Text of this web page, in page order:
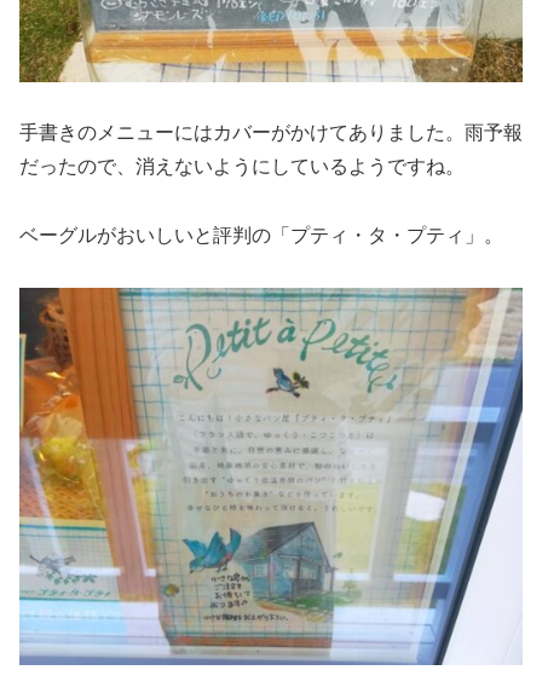
手書きのメニューにはカバーがかけてありました。雨予報
だったので、消えないようにしているようですね。
ベーグルがおいしいと評判の「プティ・タ・プティ」。